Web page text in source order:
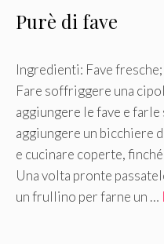
Purè di fave
Ingredienti: Fave
Fare soffriggere una
aggiungere le fave e
aggiungere un bicchiere
e cucinare coperte,
Una volta pronte
un frullino per farne un …